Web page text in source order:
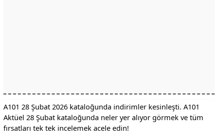
A101 28 Şubat 2026 kataloğunda indirimler kesinleşti. A101
Aktüel 28 Şubat kataloğunda neler yer alıyor görmek ve tüm
fırsatları tek tek incelemek acele edin!